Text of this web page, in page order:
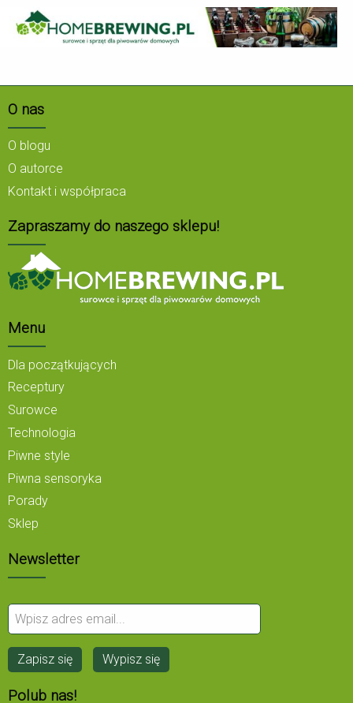
O nas
O blogu
O autorce
Kontakt i współpraca
Zapraszamy do naszego sklepu!
Menu
Dla początkujących
Receptury
Surowce
Technologia
Piwne style
Piwna sensoryka
Porady
Sklep
Newsletter
Polub nas!